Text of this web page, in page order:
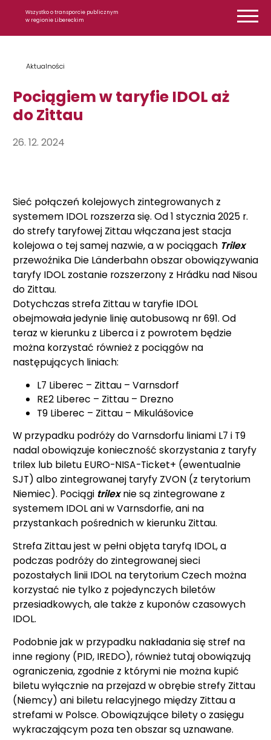
Wszystko o transporcie publicznym
w regionie Libereckim
Aktualności
Pociągiem w taryfie IDOL aż
do Zittau
26. 12. 2024
Sieć połączeń kolejowych zintegrowanych z
systemem IDOL rozszerza się. Od 1 stycznia 2025 r.
do strefy taryfowej Zittau włączana jest stacja
kolejowa o tej samej nazwie, a w pociągach Trilex
przewoźnika Die Länderbahn obszar obowiązywania
taryfy IDOL zostanie rozszerzony z Hrádku nad Nisou
do Zittau.
Dotychczas strefa Zittau w taryfie IDOL
obejmowała jedynie linię autobusową nr 691. Od
teraz w kierunku z Liberca i z powrotem będzie
można korzystać również z pociągów na
następujących liniach:
L7 Liberec – Zittau – Varnsdorf
RE2 Liberec – Zittau – Drezno
T9 Liberec – Zittau – Mikulášovice
W przypadku podróży do Varnsdorfu liniami L7 i T9
nadal obowiązuje konieczność skorzystania z taryfy
trilex lub biletu EURO-NISA-Ticket+ (ewentualnie
SJT) albo zintegrowanej taryfy ZVON (z terytorium
Niemiec). Pociągi trilexnie są zintegrowane z
systemem IDOL ani w Varnsdorfie, ani na
przystankach pośrednich w kierunku Zittau.
Strefa Zittau jest w pełni objęta taryfą IDOL, a
podczas podróży do zintegrowanej sieci
pozostałych linii IDOL na terytorium Czech można
korzystać nie tylko z pojedynczych biletów
przesiadkowych, ale także z kuponów czasowych
IDOL.
Podobnie jak w przypadku nakładania się stref na
inne regiony (PID, IREDO), również tutaj obowiązują
ograniczenia, zgodnie z którymi nie można kupić
biletu wyłącznie na przejazd w obrębie strefy Zittau
(Niemcy) ani biletu relacyjnego między Zittau a
strefami w Polsce. Obowiązujące bilety o zasięgu
wykraczającym poza ten obszar są uznawane.